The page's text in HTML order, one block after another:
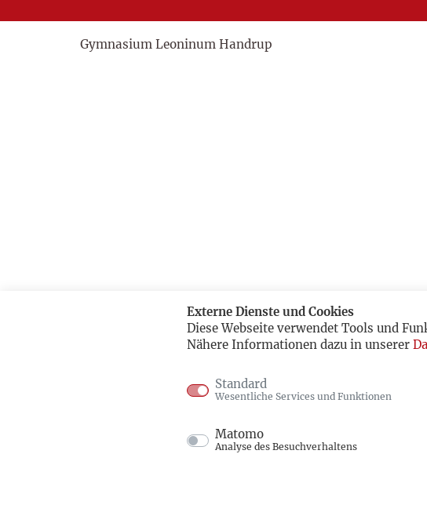
Gymnasium Leoninum Handrup
Externe Dienste und Cookies
Diese Webseite verwendet Tools und
Nähere Informationen dazu in unserer
Standard
Wesentliche Services und Funktionen
Matomo
Analyse des Besuchverhaltens